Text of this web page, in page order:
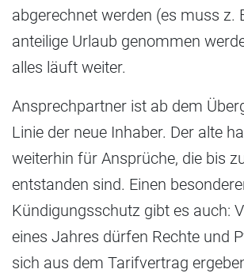
abgerechnet werden (es muss z.
anteilige Urlaub genommen
alles läuft weiter.
Ansprechpartner ist ab dem
Linie der neue Inhaber. Der alte
weiterhin für Ansprüche, die bis
entstanden sind. Einen
Kündigungsschutz gibt es auch:
eines Jahres dürfen Rechte und
sich aus dem Tarifvertrag